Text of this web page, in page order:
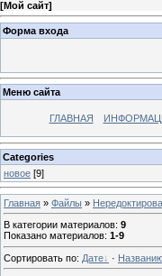
[Мой сайт]
Форма входа
Меню сайта
ГЛАВНАЯ
Categories
новое [9]
Главная » Файлы »
В категории материалов: 9
Показано материалов: 1-9
Сортировать по: Дате ·